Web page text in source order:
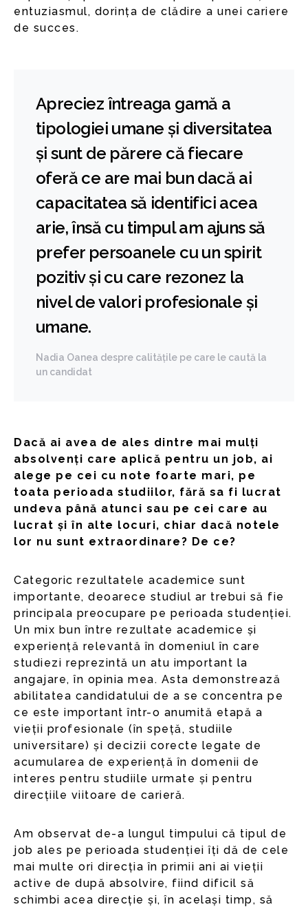
entuziasmul, dorința de clădire a unei cariere
de succes.
Apreciez întreaga gamă a
tipologiei umane și diversitatea
și sunt de părere că fiecare
oferă ce are mai bun dacă ai
capacitatea să identifici acea
arie, însă cu timpul am ajuns să
prefer persoanele cu un spirit
pozitiv și cu care rezonez la
nivel de valori profesionale și
umane.
Nadia Oanea despre calitățile pe care le caută la
un candidat
Dacă ai avea de ales dintre mai mulți
absolvenți care aplică pentru un job, ai
alege pe cei cu note foarte mari, pe
toata perioada studiilor, fără sa fi lucrat
undeva până atunci sau pe cei care au
lucrat și în alte locuri, chiar dacă notele
lor nu sunt extraordinare? De ce?
Categoric rezultatele academice sunt
importante, deoarece studiul ar trebui să fie
principala preocupare pe perioada studenției.
Un mix bun între rezultate academice și
experiență relevantă în domeniul în care
studiezi reprezintă un atu important la
angajare, în opinia mea. Asta demonstrează
abilitatea candidatului de a se concentra pe
ce este important într-o anumită etapă a
vieții profesionale (în speță, studiile
universitare) și decizii corecte legate de
acumularea de experiență în domenii de
interes pentru studiile urmate și pentru
direcțiile viitoare de carieră.
Am observat de-a lungul timpului că tipul de
job ales pe perioada studenției îți dă de cele
mai multe ori direcția în primii ani ai vieții
active de după absolvire, fiind dificil să
schimbi acea direcție și, în același timp, să